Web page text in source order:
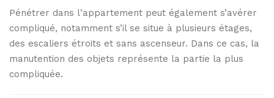
Pénétrer dans l’appartement peut également s’avérer
compliqué, notamment s’il se situe à plusieurs étages,
des escaliers étroits et sans ascenseur. Dans ce cas, la
manutention des objets représente la partie la plus
compliquée.